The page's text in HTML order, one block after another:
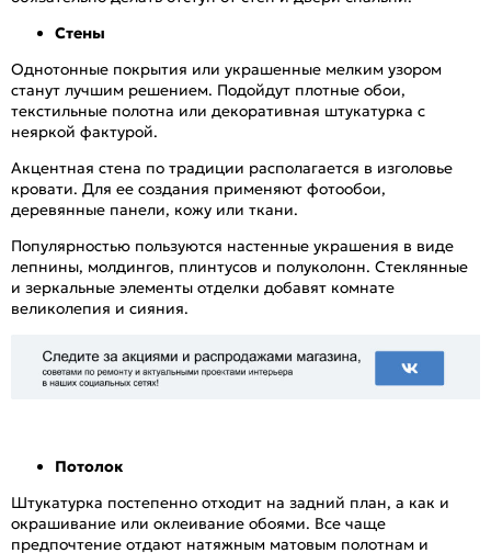
Стены
Однотонные покрытия или украшенные мелким узором
станут лучшим решением. Подойдут плотные обои,
текстильные полотна или декоративная штукатурка с
неяркой фактурой.
Акцентная стена по традиции располагается в изголовье
кровати. Для ее создания применяют фотообои,
деревянные панели, кожу или ткани.
Популярностью пользуются настенные украшения в виде
лепнины, молдингов, плинтусов и полуколонн. Стеклянные
и зеркальные элементы отделки добавят комнате
великолепия и сияния.
Потолок
Штукатурка постепенно отходит на задний план, а как и
окрашивание или оклеивание обоями. Все чаще
предпочтение отдают натяжным матовым полотнам и